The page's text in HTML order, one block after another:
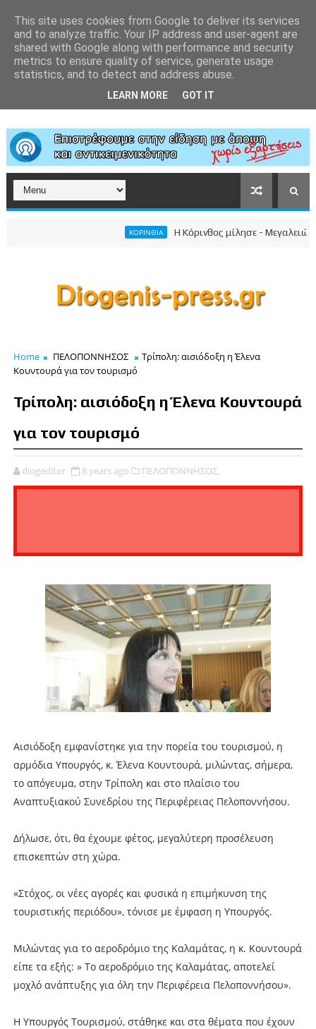
ΚΟΡΙΝΘΙΑ Η Κόρινθος μίλησε - Μεγαλειώδης
Home ΠΕΛΟΠΟΝΝΗΣΟΣ
Τρίπολη: αισιόδοξη η Έλενα
Κουντουρά για τον τουρισμό
Τρίπολη: αισιόδοξη η Έλενα Κουντουρά
για τον τουρισμό
diogeditor 8 years ago ΠΕΛΟΠΟΝΝΗΣΟΣ,
Αισιόδοξη εμφανίστηκε για την πορεία του τουρισμού, η
αρμόδια Υπουργός, κ. Έλενα Κουντουρά, μιλώντας, σήμερα,
το απόγευμα, στην Τρίπολη και στο πλαίσιο του
Αναπτυξιακού Συνεδρίου της Περιφέρειας Πελοποννήσου.
Δήλωσε, ότι, θα έχουμε φέτος, μεγαλύτερη προσέλευση
επισκεπτών στη χώρα.
«Στόχος, οι νέες αγορές και φυσικά η επιμήκυνση της
τουριστικής περιόδου», τόνισε με έμφαση η Υπουργός.
Μιλώντας για το αεροδρόμιο της Καλαμάτας, η κ. Κουντουρά
είπε τα εξής: » Το αεροδρόμιο της Καλαμάτας, αποτελεί
μοχλό ανάπτυξης για όλη την Περιφέρεια Πελοποννήσου».
Η Υπουργός Τουρισμού, στάθηκε και στα θέματα που έχουν
This site uses cookies from Google to deliver its services
and to analyze traffic. Your IP address and user-agent are
shared with Google along with performance and security
metrics to ensure quality of service, generate usage
statistics, and to detect and address abuse.
LEARN MORE GOT IT